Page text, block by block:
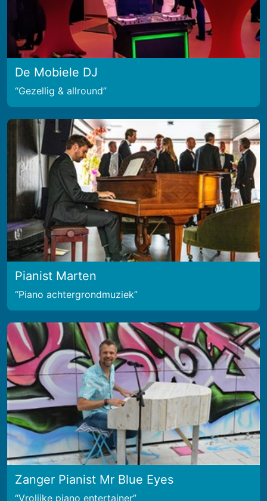
De Mobiele DJ
Gezellig & allround
Pianist Marten
Piano achtergrondmuziek
Zanger Pianist Mr Blue Eyes
Vrolijke piano entertainer